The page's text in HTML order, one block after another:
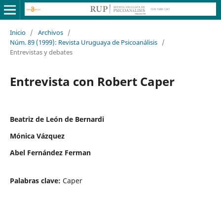
Inicio / Archivos /
Núm. 89 (1999): Revista Uruguaya de Psicoanálisis /
Entrevistas y debates
Entrevista con Robert Caper
Beatriz de León de Bernardi
Mónica Vázquez
Abel Fernández Ferman
Palabras clave: Caper